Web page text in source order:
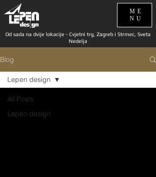
Od sada na dvije lokacije - Cvjetni trg, Zagreb i Strmec, Sveta
Nedelja
ME
NU
Blog
All Posts
Lepen design
Lepen design